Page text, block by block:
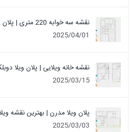
نقشه سه خوابه 220 متری | پلان 12×18 سازه بنایی
2025/04/01
نقشه خانه ویلایی | پلان ویلا
2025/03/15
پلان ویلا مدرن | بهترین نقشه ویلایی
2025/03/03